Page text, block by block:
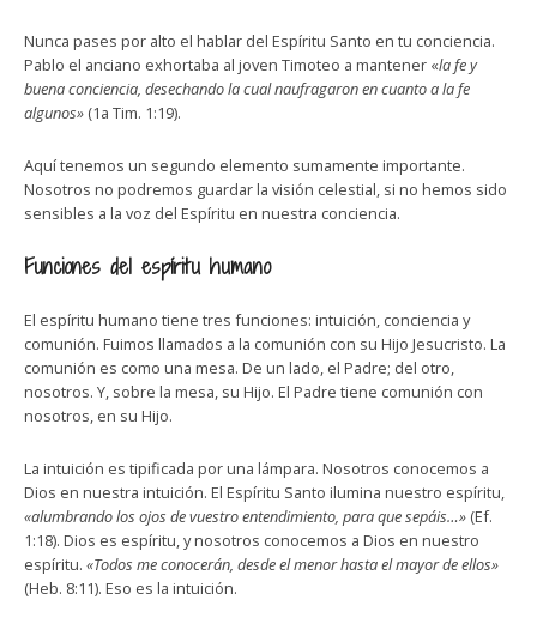
Nunca pases por alto el hablar del Espíritu Santo en tu conciencia.
Pablo el anciano exhortaba al joven Timoteo a mantener «la fe y
buena conciencia, desechando la cual naufragaron en cuanto a la fe
algunos» (1a Tim. 1:19).
Aquí tenemos un segundo elemento sumamente importante.
Nosotros no podremos guardar la visión celestial, si no hemos sido
sensibles a la voz del Espíritu en nuestra conciencia.
Funciones del espíritu humano
El espíritu humano tiene tres funciones: intuición, conciencia y
comunión. Fuimos llamados a la comunión con su Hijo Jesucristo. La
comunión es como una mesa. De un lado, el Padre; del otro,
nosotros. Y, sobre la mesa, su Hijo. El Padre tiene comunión con
nosotros, en su Hijo.
La intuición es tipificada por una lámpara. Nosotros conocemos a
Dios en nuestra intuición. El Espíritu Santo ilumina nuestro espíritu,
«alumbrando los ojos de vuestro entendimiento, para que sepáis…» (Ef.
1:18). Dios es espíritu, y nosotros conocemos a Dios en nuestro
espíritu. «Todos me conocerán, desde el menor hasta el mayor de ellos»
(Heb. 8:11). Eso es la intuición.